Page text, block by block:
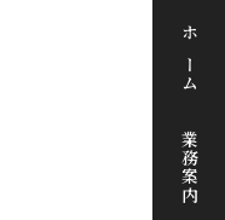
ホーム
業務案内